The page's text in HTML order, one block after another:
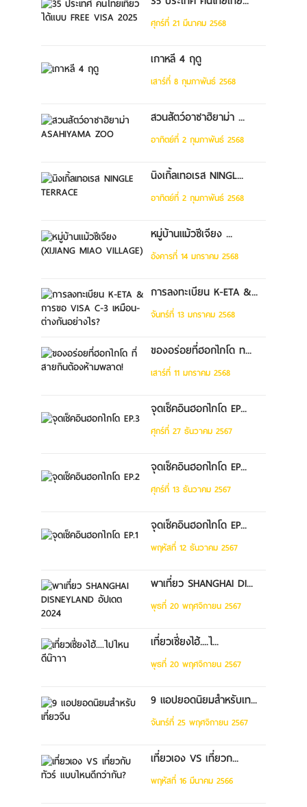
ศุกร์ที่ 21 มีนาคม 2568
เกาหลี 4 ฤดู
เสาร์ที่ 8 กุมภาพันธ์ 2568
สวนสัตว์อาซาฮิยาม่า ...
อาทิตย์ที่ 2 กุมภาพันธ์ 2568
นิงเกิ้ลเทอเรส NINGL...
อาทิตย์ที่ 2 กุมภาพันธ์ 2568
หมู่บ้านแม้วซีเจียง ...
อังคารที่ 14 มกราคม 2568
การลงทะเบียน K-ETA &...
จันทร์ที่ 13 มกราคม 2568
ของอร่อยที่ฮอกไกโด ท...
เสาร์ที่ 11 มกราคม 2568
จุดเช็คอินฮอกไกโด EP...
ศุกร์ที่ 27 ธันวาคม 2567
จุดเช็คอินฮอกไกโด EP...
ศุกร์ที่ 13 ธันวาคม 2567
จุดเช็คอินฮอกไกโด EP...
พฤหัสที่ 12 ธันวาคม 2567
พาเที่ยว SHANGHAI DI...
พุธที่ 20 พฤศจิกายน 2567
เที่ยวเซี่ยงไฮ้....ไ...
พุธที่ 20 พฤศจิกายน 2567
9 แอปยอดนิยมสำหรับเท...
จันทร์ที่ 25 พฤศจิกายน 2567
เที่ยวเอง VS เที่ยวก...
พฤหัสที่ 16 มีนาคม 2566